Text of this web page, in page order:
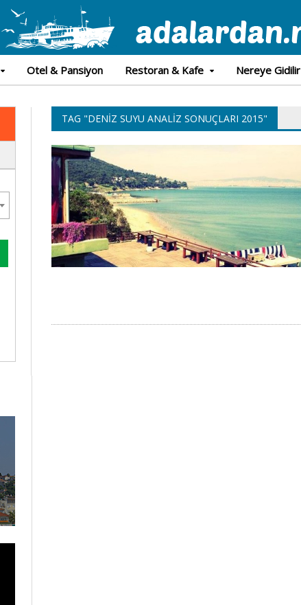
Otel & Pansiyon Restoran & Kafe Nereye Gidilir
TAG "DENIZ SUYU ANALIZ SONUÇLARI 2015"